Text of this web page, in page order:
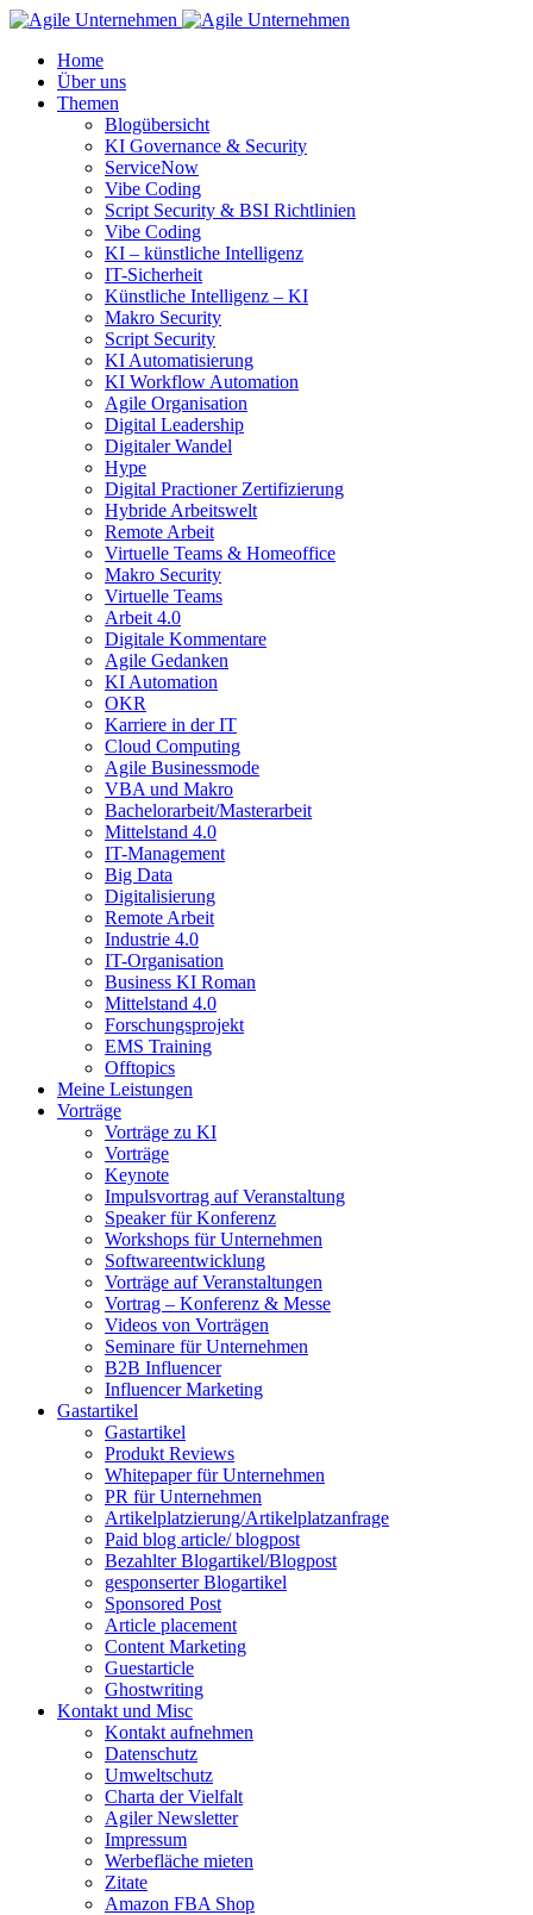
Home
Über uns
Themen
Blogübersicht
KI Governance & Security
ServiceNow
Vibe Coding
Script Security & BSI Richtlinien
Vibe Coding
KI – künstliche Intelligenz
IT-Sicherheit
Künstliche Intelligenz – KI
Makro Security
Script Security
KI Automatisierung
KI Workflow Automation
Agile Organisation
Digital Leadership
Digitaler Wandel
Hype
Digital Practioner Zertifizierung
Hybride Arbeitswelt
Remote Arbeit
Virtuelle Teams & Homeoffice
Makro Security
Virtuelle Teams
Arbeit 4.0
Digitale Kommentare
Agile Gedanken
KI Automation
OKR
Karriere in der IT
Cloud Computing
Agile Businessmode
VBA und Makro
Bachelorarbeit/Masterarbeit
Mittelstand 4.0
IT-Management
Big Data
Digitalisierung
Remote Arbeit
Industrie 4.0
IT-Organisation
Business KI Roman
Mittelstand 4.0
Forschungsprojekt
EMS Training
Offtopics
Meine Leistungen
Vorträge
Vorträge zu KI
Vorträge
Keynote
Impulsvortrag auf Veranstaltung
Speaker für Konferenz
Workshops für Unternehmen
Softwareentwicklung
Vorträge auf Veranstaltungen
Vortrag – Konferenz & Messe
Videos von Vorträgen
Seminare für Unternehmen
B2B Influencer
Influencer Marketing
Gastartikel
Gastartikel
Produkt Reviews
Whitepaper für Unternehmen
PR für Unternehmen
Artikelplatzierung/Artikelplatzanfrage
Paid blog article/ blogpost
Bezahlter Blogartikel/Blogpost
gesponserter Blogartikel
Sponsored Post
Article placement
Content Marketing
Guestarticle
Ghostwriting
Kontakt und Misc
Kontakt aufnehmen
Datenschutz
Umweltschutz
Charta der Vielfalt
Agiler Newsletter
Impressum
Werbefläche mieten
Zitate
Amazon FBA Shop